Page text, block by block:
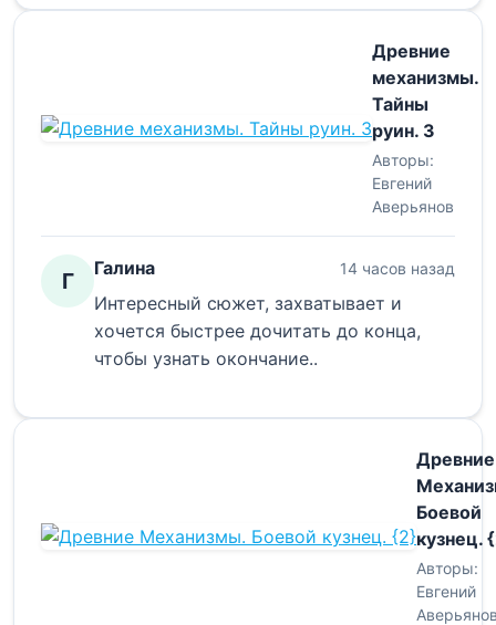
Древние
механизмы.
Тайны
руин. 3
Авторы:
Евгений
Аверьянов
Г Галина 14 часов назад
Интересный сюжет, захватывает и
хочется быстрее дочитать до конца,
чтобы узнать окончание..
Древние
Боевой
кузнец.
Авторы:
Евгений